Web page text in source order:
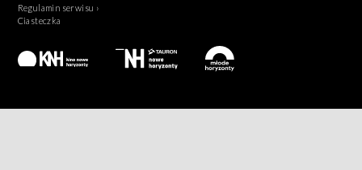
Regulamin serwisu ›
Ciasteczka